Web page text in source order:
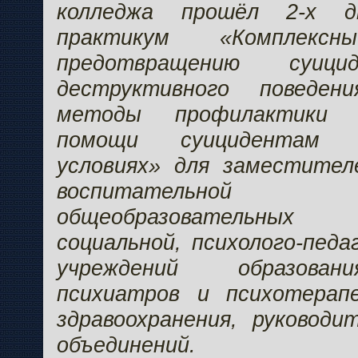
колледжа прошёл 2-х
практикум
предотвращению
деструктивного
методы профилактики
помощи суицидентам
условиях» для
социальной, психолого-
учреждений
психиатров и
здравоохранения,
объединений.